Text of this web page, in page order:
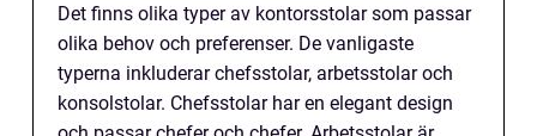
Det finns olika typer av kontorsstolar som passar
olika behov och preferenser. De vanligaste
typerna inkluderar chefsstolar, arbetsstolar och
konsolstolar. Chefsstolar har en elegant design